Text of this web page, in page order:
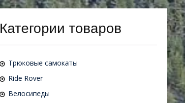
Категории товаров
Трюковые самокаты
Ride Rover
Велосипеды